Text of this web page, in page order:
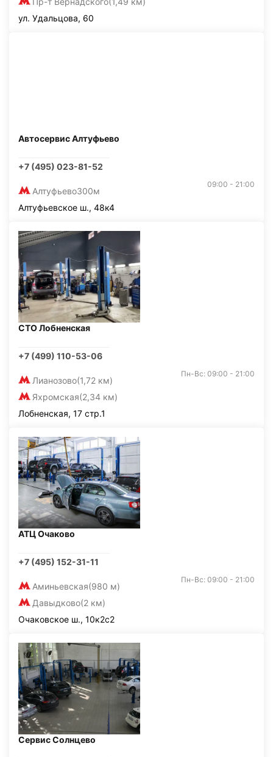
ул. Удальцова, 60
Автосервис Алтуфьево
+7 (495) 023-81-52
Алтуфьево300м
09:00 - 21:00
Алтуфьевское ш., 48к4
СТО Лобненская
+7 (499) 110-53-06
Лианозово(1,72 км)
Яхромская(2,34 км)
Пн-Вс: 09:00 - 21:00
Лобненская, 17 стр.1
АТЦ Очаково
+7 (495) 152-31-11
Аминьевская(980 м)
Давыдково(2 км)
Пн-Вс: 09:00 - 21:00
Очаковское ш., 10к2с2
Сервис Солнцево